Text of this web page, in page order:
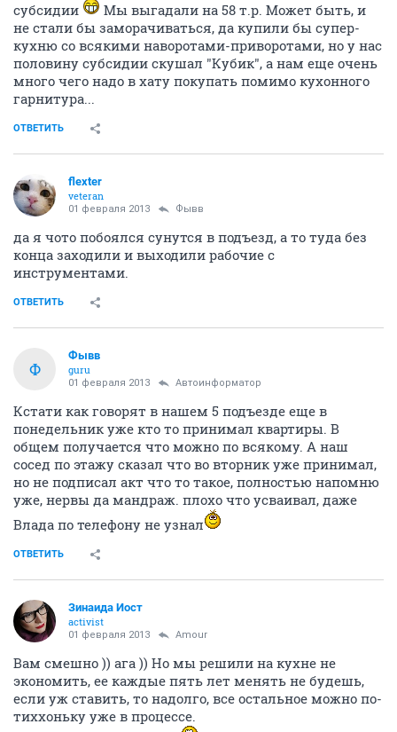
субсидии
Мы выгадали на 58 т.р. Может быть, и
не стали бы заморачиваться, да купили бы супер-
кухню со всякими наворотами-приворотами, но у нас
половину субсидии скушал "Кубик", а нам еще очень
много чего надо в хату покупать помимо кухонного
гарнитура...
ОТВЕТИТЬ
flexter
veteran
01 февраля 2013 Фывв
да я чото побоялся сунутся в подъезд, а то туда без
конца заходили и выходили рабочие с
инструментами.
ОТВЕТИТЬ
Ф
Фывв
guru
01 февраля 2013 Автоинформатор
Кстати как говорят в нашем 5 подъезде еще в
понедельник уже кто то принимал квартиры. В
общем получается что можно по всякому. А наш
сосед по этажу сказал что во вторник уже принимал,
но не подписал акт что то такое, полностью напомню
уже, нервы да мандраж. плохо что усваивал, даже
Влада по телефону не узнал
ОТВЕТИТЬ
Зинаида Иост
activist
01 февраля 2013 Аmоur
Вам смешно )) ага )) Но мы решили на кухне не
экономить, ее каждые пять лет менять не будешь,
если уж ставить, то надолго, все остальное можно по-
тиххоньку уже в процессе.